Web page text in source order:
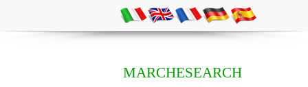
MARCHESEARCH